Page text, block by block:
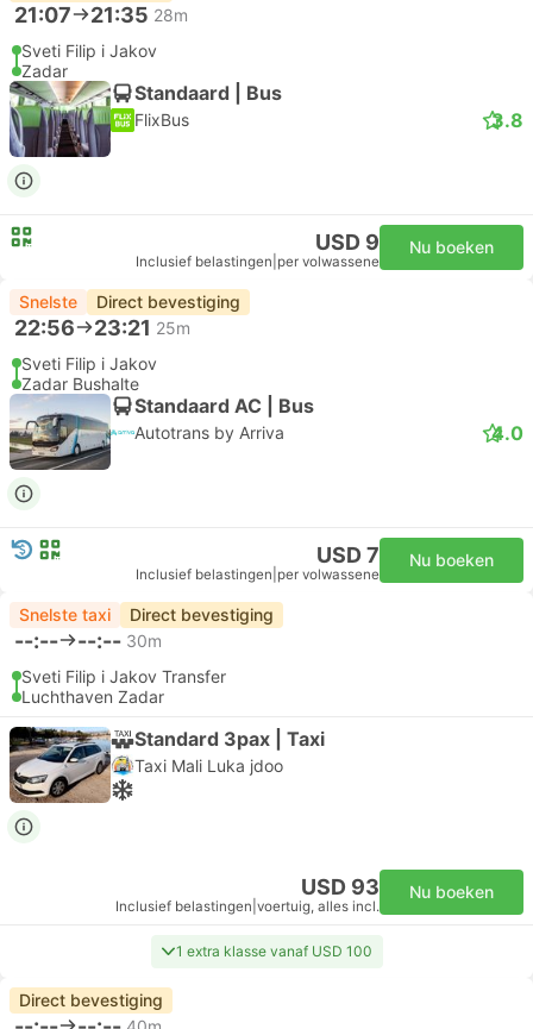
21:07 21:35 28m
Sveti Filip i Jakov
Zadar
Standaard | Bus
FlixBus 3.8
USD 9
Inclusief belastingen per volwassene
Nu boeken
Snelste Direct bevestiging
22:56 23:21 25m
Sveti Filip i Jakov
Zadar Bushalte
Standaard AC | Bus
Autotrans by Arriva 4.0
USD 7
Inclusief belastingen per volwassene
Nu boeken
Snelste taxi Direct bevestiging
--:-- --:-- 30m
Sveti Filip i Jakov Transfer
Luchthaven Zadar
Standard 3pax | Taxi
Taxi Mali Luka jdoo
USD 93
Inclusief belastingen voertuig, alles incl.
Nu boeken
1 extra klasse vanaf USD 100
Direct bevestiging